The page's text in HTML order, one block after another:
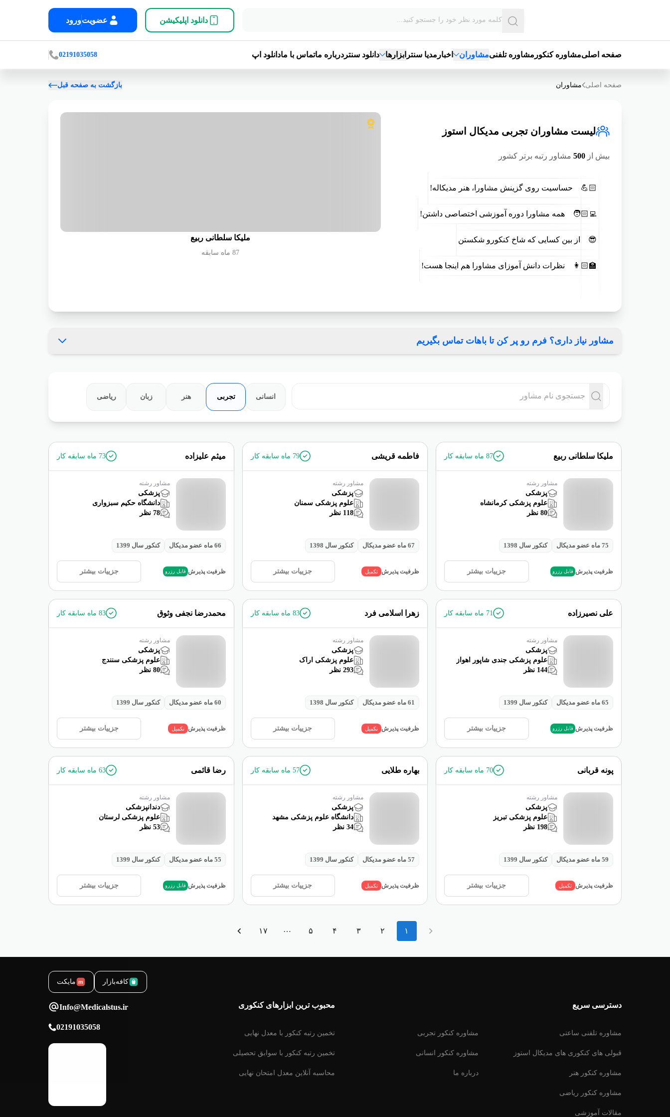
دانلود اپلیکیشن عضویتورود
صفحه اصلیمشاوره کنکورمشاوره تلفنیمشاوران اخبارمدیا سنتر ابزارها دانلود سنتردرباره ماتماس با مادانلود اپ 02191035058
صفحه اصلی مشاوران بازگشت به صفحه قبل
لیست مشاوران تجربی مدیکال استوز
بیش از 500 مشاور رتبه برتر کشور
💪🏻 حساسیت روی گزینش مشاورا، هنر مدیکاله!
🧑🏻‍💻 همه مشاورا دوره آموزشی اختصاصی داشتن!
😎 از بین کسایی که شاخ کنکورو شکستن
👩🏻‍🏫 نظرات دانش آموزای مشاورا هم اینجا هست!
ملیکا سلطانی ربیع
87 ماه سابقه
مشاور نیاز داری؟ فرم رو پر کن تا باهات تماس بگیریم
انسانی تجربی هنر زبان ریاضی
ملیکا سلطانی ربیع 87ماه سابقه کار
مشاور رشته
پزشکی
علوم پزشکی کرمانشاه
80نظر
75ماه عضو مدیکال کنکور سال 1398
ظرفیت پذیرش قابل رزرو جزییات بیشتر
فاطمه قریشی 79ماه سابقه کار
مشاور رشته
پزشکی
علوم پزشکی سمنان
118نظر
67ماه عضو مدیکال کنکور سال 1398
ظرفیت پذیرش تکمیل جزییات بیشتر
میثم علیزاده 73ماه سابقه کار
مشاور رشته
پزشکی
دانشگاه حکیم سبزواری
78نظر
66ماه عضو مدیکال کنکور سال 1399
ظرفیت پذیرش قابل رزرو جزییات بیشتر
علی نصیرزاده 71ماه سابقه کار
مشاور رشته
پزشکی
علوم پزشکی جندی شاپور اهواز
144 نظر
65ماه عضو مدیکال کنکور سال 1399
ظرفیت پذیرش قابل رزرو جزییات بیشتر
زهرا اسلامی فرد 83ماه سابقه کار
مشاور رشته
پزشکی
علوم پزشکی اراک
293نظر
61ماه عضو مدیکال کنکور سال1398
ظرفیت پذیرش تکمیل جزییات بیشتر
محمدرضا نجفی وثوق 83ماه سابقه کار
مشاور رشته
پزشکی
علوم پزشکی سنندج
80نظر
60ماه عضو مدیکال کنکور سال1399
ظرفیت پذیرش تکمیل جزییات بیشتر
پونه قربانی 70ماه سابقه کار
مشاور رشته
پزشکی
علوم پزشکی تبریز
198 نظر
59ماه عضو مدیکال کنکور سال 1399
ظرفیت پذیرش تکمیل جزییات بیشتر
بهاره طلایی 57ماه سابقه کار
مشاور رشته
پزشکی
دانشگاه علوم پزشکی مشهد
34نظر
57ماه عضو مدیکال کنکور سال 1399
ظرفیت پذیرش تکمیل جزییات بیشتر
رضا قائمی 63ماه سابقه کار
مشاور رشته
دندانپزشکی
علوم پزشکی لرستان
53نظر
55ماه عضو مدیکال کنکور سال 1399
ظرفیت پذیرش قابل رزرو جزییات بیشتر
۱ ۲ ۳ ۴ ۵ … ۱۷
کافه‌بازار m مایکت
Info@Medicalstus.ir
02191035058
دسترسی سریع
مشاوره تلفنی ساعتی
قبولی های کنکوری های مدیکال استوز
مشاوره کنکور هنر
مشاوره کنکور ریاضى
مقالات آموزشى
مشاوره کنکور تجربى
مشاوره کنکور انسانى
درباره ما
محبوب ترین ابزارهای کنکوری
تخمین رتبه کنکور با معدل نهایى
تخمین رتبه کنکور با سوابق تحصیلى
محاسبه آنلاین معدل امتحان نهایى